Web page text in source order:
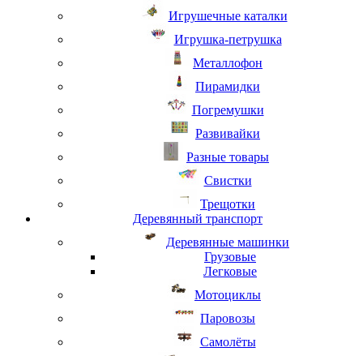
Игрушечные каталки
Игрушка-петрушка
Металлофон
Пирамидки
Погремушки
Развивайки
Разные товары
Свистки
Трещотки
Деревянный транспорт
Деревянные машинки
Грузовые
Легковые
Мотоциклы
Паровозы
Самолёты